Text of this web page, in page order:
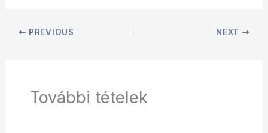
PREVIOUS NEXT
További tételek